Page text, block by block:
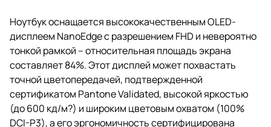
Ноутбук оснащается высококачественным OLED-
дисплеем NanoEdge с разрешением FHD и невероятно
тонкой рамкой – относительная площадь экрана
составляет 84%. Этот дисплей может похвастать
точной цветопередачей, подтвержденной
сертификатом Pantone Validated, высокой яркостью
(до 600 кд/м?) и широким цветовым охватом (100%
DCI-P3), а его эргономичность сертифицирована